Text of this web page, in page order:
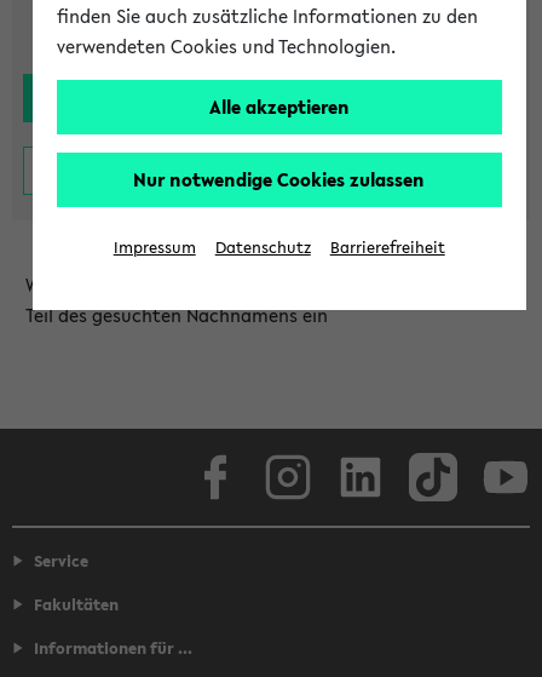
Wählen Sie die Einrichtung aus und/oder geben Sie einen
Teil des gesuchten Nachnamens ein
Service
Fakultäten
Informationen für ...
finden Sie auch zusätzliche Informationen zu den
verwendeten Cookies und Technologien.
Alle akzeptieren
Nur notwendige Cookies zulassen
Impressum Datenschutz Barrierefreiheit